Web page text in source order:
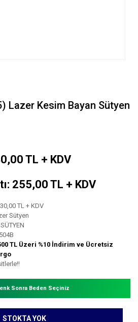
Lazer Kesim Bayan Sütyen
TL + KDV
255,00 TL + KDV
TL + KDV
Sütyen
TL Üzeri %10 İndirim ve Ücretsiz
Sonra Beden Seçiniz
STOKTA YOK